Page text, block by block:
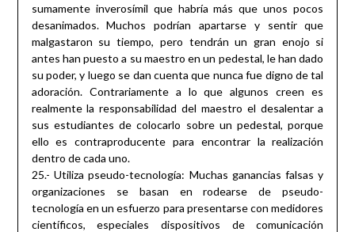
sumamente inverosímil que habría más que unos pocos
desanimados. Muchos podrían apartarse y sentir que
malgastaron su tiempo, pero tendrán un gran enojo si
antes han puesto a su maestro en un pedestal, le han dado
su poder, y luego se dan cuenta que nunca fue digno de tal
adoración. Contrariamente a lo que algunos creen es
realmente la responsabilidad del maestro el desalentar a
sus estudiantes de colocarlo sobre un pedestal, porque
ello es contraproducente para encontrar la realización
dentro de cada uno.
25.- Utiliza pseudo-tecnología: Muchas ganancias falsas y
organizaciones se basan en rodearse de pseudo-
tecnología en un esfuerzo para presentarse con medidores
científicos, especiales dispositivos de comunicación